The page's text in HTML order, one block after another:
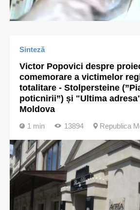
Sinteză
Victor Popovici despre
comemorare a victimelor
totalitare - Stolpersteine
poticnirii”) și "Ultima
Moldova
1 min 13894 Republica